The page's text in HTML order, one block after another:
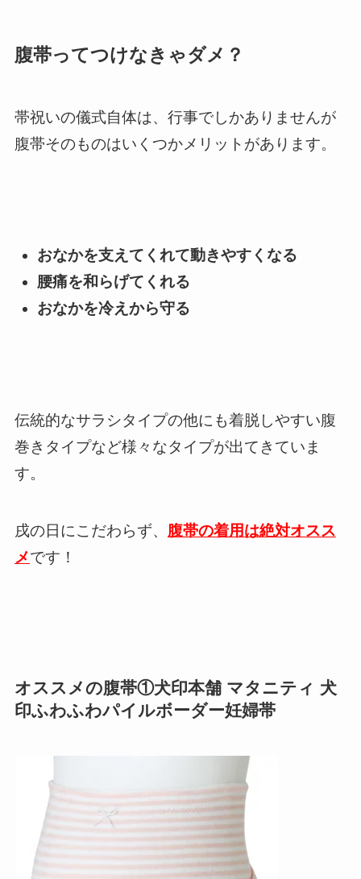
腹帯ってつけなきゃダメ？
帯祝いの儀式自体は、行事でしかありませんが
腹帯そのものはいくつかメリットがあります。
おなかを支えてくれて動きやすくなる
腰痛を和らげてくれる
おなかを冷えから守る
伝統的なサラシタイプの他にも着脱しやすい腹
巻きタイプなど様々なタイプが出てきていま
す。
戌の日にこだわらず、 腹帯の着用は絶対オスス
メです！
オススメの腹帯①犬印本舗 マタニティ 犬
印ふわふわパイルボーダー妊婦帯